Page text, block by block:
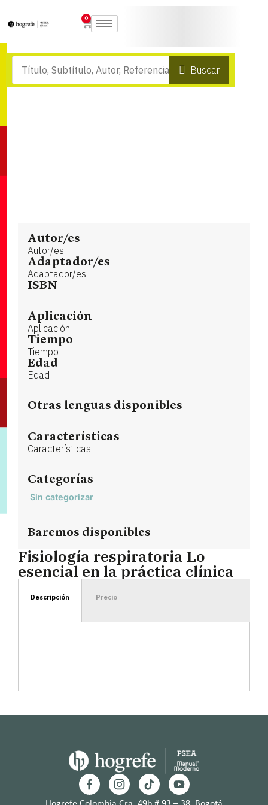
0
Buscar
Autor/es
Autor/es
Adaptador/es
Adaptador/es
ISBN
Aplicación
Aplicación
Tiempo
Tiempo
Edad
Edad
Otras lenguas disponibles
Características
Características
Categorías
Sin categorizar
Baremos disponibles
Fisiología respiratoria Lo
esencial en la práctica clínica
Descripción Precio